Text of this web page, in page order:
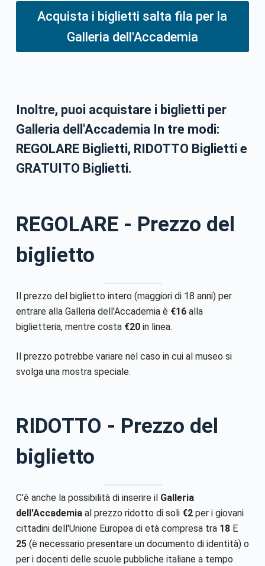
Acquista i biglietti salta fila per la
Galleria dell'Accademia
Inoltre, puoi acquistare i biglietti per
Galleria dell'AccademiaIn tre modi:
REGOLAREBiglietti, RIDOTTO Biglietti e
GRATUITO Biglietti.
REGOLARE- Prezzo del
biglietto
Il prezzo del biglietto intero (maggiori di 18 anni) per
entrare alla Galleria dell'Accademia è €16alla
biglietteria, mentre costa €20in linea.
Il prezzo potrebbe variare nel caso in cui al museo si
svolga una mostra speciale.
RIDOTTO - Prezzo del
biglietto
C'è anche la possibilità di inserire il Galleria
dell'Accademiaal prezzo ridotto di soli €2per i giovani
cittadini dell'Unione Europea di età compresa tra 18E
25(è necessario presentare un documento di identità) o
per i docenti delle scuole pubbliche italiane a tempo